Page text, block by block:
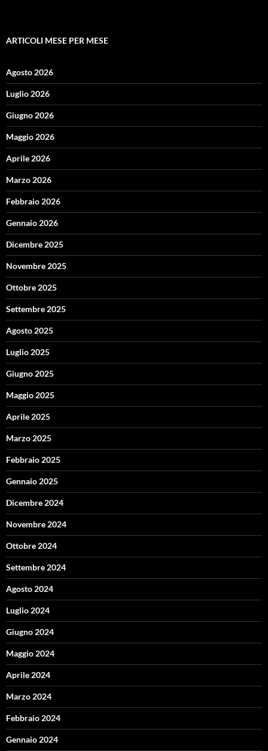
ARTICOLI MESE PER MESE
Agosto 2026
Luglio 2026
Giugno 2026
Maggio 2026
Aprile 2026
Marzo 2026
Febbraio 2026
Gennaio 2026
Dicembre 2025
Novembre 2025
Ottobre 2025
Settembre 2025
Agosto 2025
Luglio 2025
Giugno 2025
Maggio 2025
Aprile 2025
Marzo 2025
Febbraio 2025
Gennaio 2025
Dicembre 2024
Novembre 2024
Ottobre 2024
Settembre 2024
Agosto 2024
Luglio 2024
Giugno 2024
Maggio 2024
Aprile 2024
Marzo 2024
Febbraio 2024
Gennaio 2024